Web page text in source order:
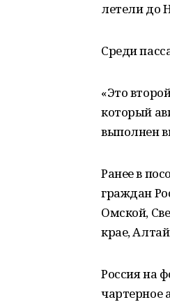
летели до
Среди
«Это
который
выполнен
Ранее в
граждан
Омской,
крае,
Россия на
чартерное